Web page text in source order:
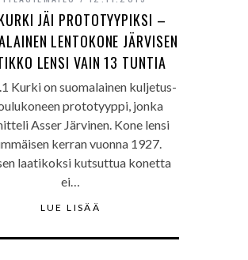
JÄI PROTOTYYPIKSI –
LENTOKONE JÄRVISEN
LENSI VAIN 13 TUNTIA
Kurki on suomalainen kuljetus-
prototyyppi, jonka
Asser Järvinen. Kone lensi
kerran vuonna 1927.
laatikoksi kutsuttua konetta
ei…
LUE LISÄÄ